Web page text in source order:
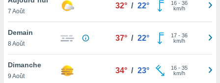
et
»,
au
vous
qu'ils
7 Août
32° / 22° 16- 36
km/h
Demain
8 Août
37° / 22° 17- 36
km/h
Dimanche
9 Août
34° / 23° 16- 35
km/h